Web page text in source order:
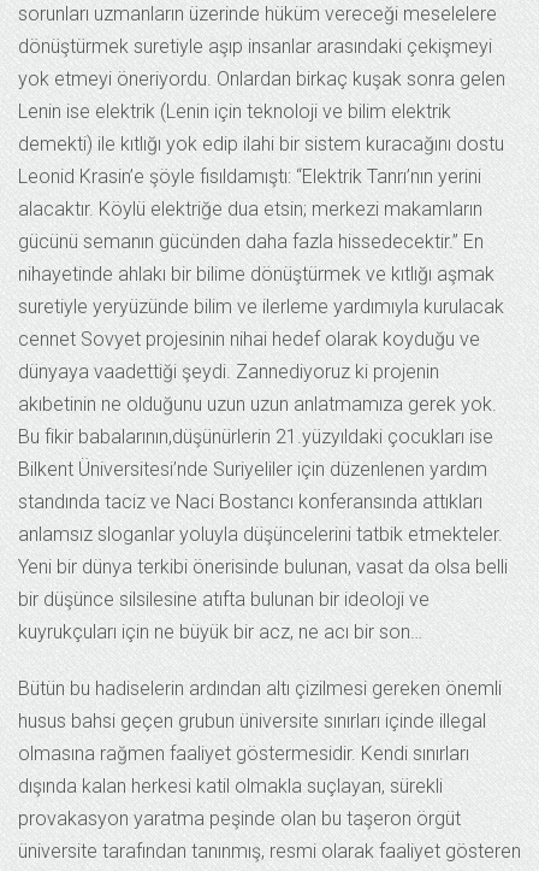
sorunları uzmanların üzerinde hüküm vereceği meselelere
dönüştürmek suretiyle aşıp insanlar arasındaki çekişmeyi
yok etmeyi öneriyordu. Onlardan birkaç kuşak sonra gelen
Lenin ise elektrik (Lenin için teknoloji ve bilim elektrik
demekti) ile kıtlığı yok edip ilahi bir sistem kuracağını dostu
Leonid Krasin’e şöyle fısıldamıştı: “Elektrik Tanrı’nın yerini
alacaktır. Köylü elektriğe dua etsin; merkezi makamların
gücünü semanın gücünden daha fazla hissedecektir.” En
nihayetinde ahlakı bir bilime dönüştürmek ve kıtlığı aşmak
suretiyle yeryüzünde bilim ve ilerleme yardımıyla kurulacak
cennet Sovyet projesinin nihai hedef olarak koyduğu ve
dünyaya vaadettiği şeydi. Zannediyoruz ki projenin
akıbetinin ne olduğunu uzun uzun anlatmamıza gerek yok.
Bu fikir babalarının,düşünürlerin 21.yüzyıldaki çocukları ise
Bilkent Üniversitesi’nde Suriyeliler için düzenlenen yardım
standında taciz ve Naci Bostancı konferansında attıkları
anlamsız sloganlar yoluyla düşüncelerini tatbik etmekteler.
Yeni bir dünya terkibi önerisinde bulunan, vasat da olsa belli
bir düşünce silsilesine atıfta bulunan bir ideoloji ve
kuyrukçuları için ne büyük bir acz, ne acı bir son…
Bütün bu hadiselerin ardından altı çizilmesi gereken önemli
husus bahsi geçen grubun üniversite sınırları içinde illegal
olmasına rağmen faaliyet göstermesidir. Kendi sınırları
dışında kalan herkesi katil olmakla suçlayan, sürekli
provakasyon yaratma peşinde olan bu taşeron örgüt
üniversite tarafından tanınmış, resmi olarak faaliyet gösteren